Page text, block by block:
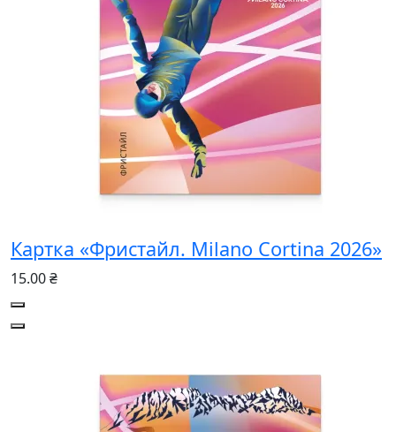
Картка «Фристайл. Milano Cortina 2026»
15.00 ₴